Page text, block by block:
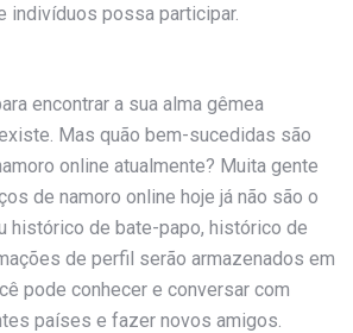
indivíduos possa participar.
encontrar a sua alma gêmea
Mas quão bem-sucedidas são
online atualmente? Muita gente
de namoro online hoje já não são o
histórico de bate-papo, histórico de
de perfil serão armazenados em
pode conhecer e conversar com
países e fazer novos amigos.